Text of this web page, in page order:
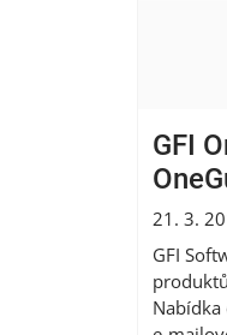
GFI
21. 3.
GFI